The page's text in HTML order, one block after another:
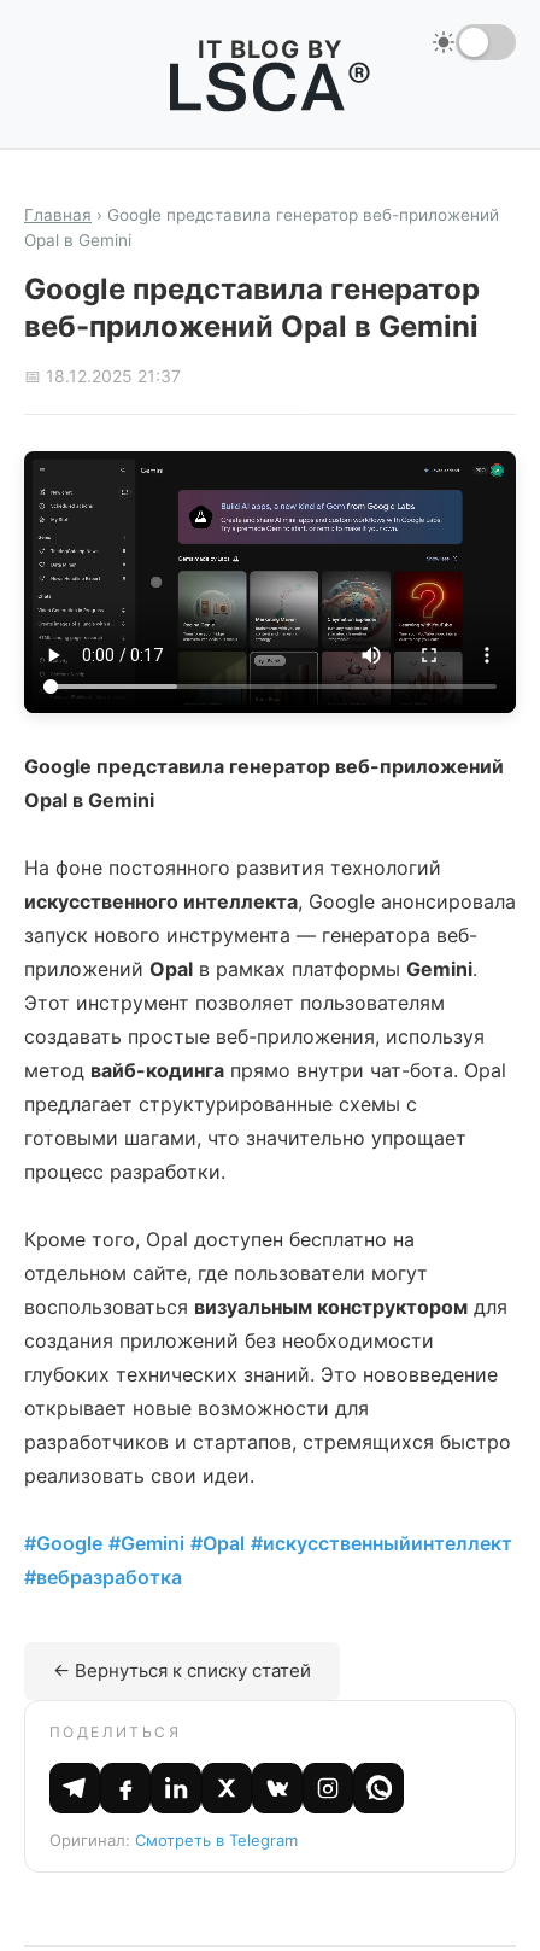
IT BLOG BY
Главная › Google представила генератор веб-приложений
Opal в Gemini
Google представила генератор
веб-приложений Opal в Gemini
📅 18.12.2025 21:37
Google представила генератор веб-приложений
Opal в Gemini
На фоне постоянного развития технологий
искусственного интеллекта, Google анонсировала
запуск нового инструмента — генератора веб-
приложений Opal в рамках платформы Gemini.
Этот инструмент позволяет пользователям
создавать простые веб-приложения, используя
метод вайб-кодинга прямо внутри чат-бота. Opal
предлагает структурированные схемы с
готовыми шагами, что значительно упрощает
процесс разработки.
Кроме того, Opal доступен бесплатно на
отдельном сайте, где пользователи могут
воспользоваться визуальным конструктором для
создания приложений без необходимости
глубоких технических знаний. Это нововведение
открывает новые возможности для
разработчиков и стартапов, стремящихся быстро
реализовать свои идеи.
#Google #Gemini #Opal #искусственныйинтеллект
#вебразработка
← Вернуться к списку статей
ПОДЕЛИТЬСЯ
Оригинал: Смотреть в Telegram